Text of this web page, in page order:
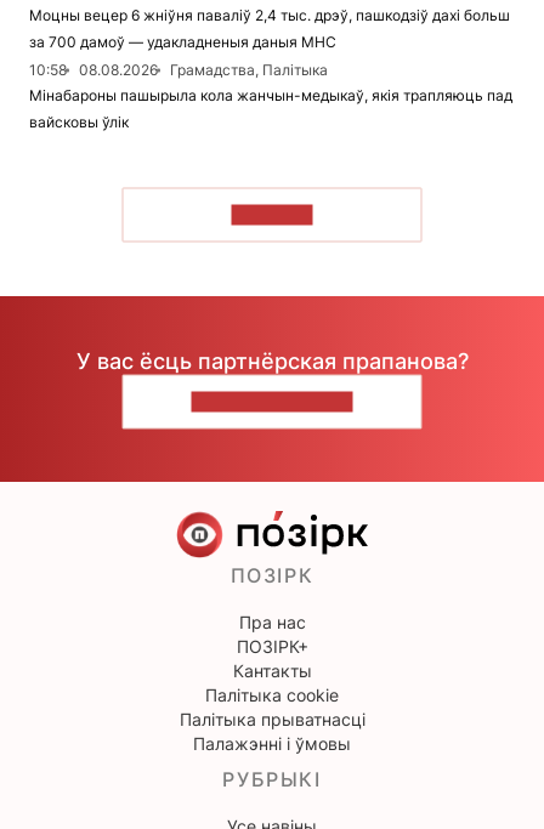
Моцны вецер 6 жніўня паваліў 2,4 тыс. дрэў, пашкодзіў дахі больш
за 700 дамоў — удакладненыя даныя МНС
10:58
08.08.2026
Грамадства, Палітыка
Мінабароны пашырыла кола жанчын-медыкаў, якія трапляюць пад
вайсковы ўлік
У вас ёсць партнёрская прапанова?
ПОЗІРК
Пра нас
ПОЗІРК+
Кантакты
Палітыка cookie
Палітыка прыватнасці
Палажэнні і ўмовы
РУБРЫКІ